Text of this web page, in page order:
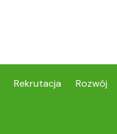
Rekrutacja Rozwój